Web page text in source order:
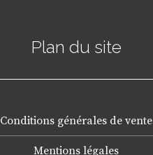
Plan du site
Conditions générales de vente
Mentions légales